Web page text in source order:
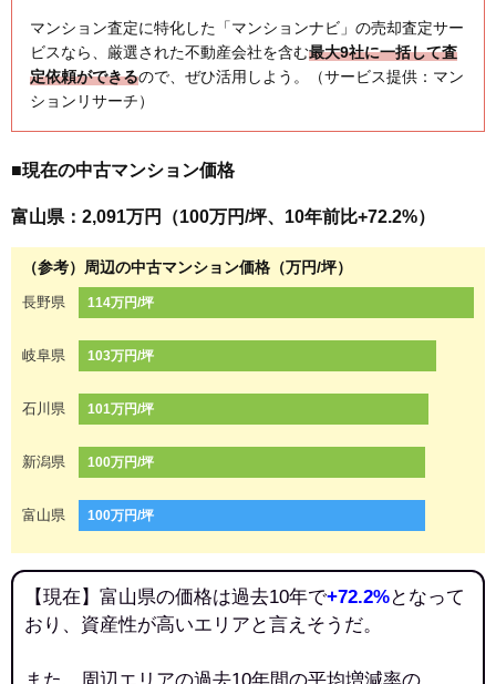
マンション査定に特化した「マンションナビ」の売却査定サー
ビスなら、厳選された不動産会社を含む最大9社に一括して査
定依頼ができるので、ぜひ活用しよう。（サービス提供：マン
ションリサーチ）
■現在の中古マンション価格
富山県：2,091万円（100万円/坪、10年前比+72.2%）
（参考）周辺の中古マンション価格（万円/坪）
長野県 114万円/坪
岐阜県 103万円/坪
石川県 101万円/坪
新潟県 100万円/坪
富山県 100万円/坪
【現在】富山県の価格は過去10年で+72.2%となって
おり、資産性が高いエリアと言えそうだ。